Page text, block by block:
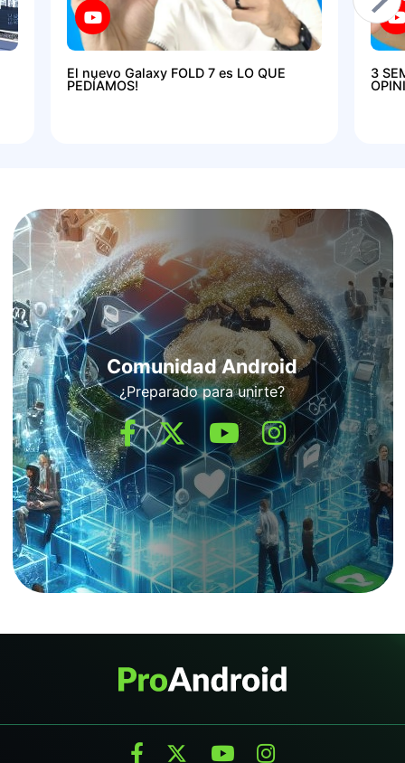
El nuevo Galaxy FOLD 7 es LO QUE
PEDÍAMOS!
3
Comunidad Android
¿Preparado para unirte?